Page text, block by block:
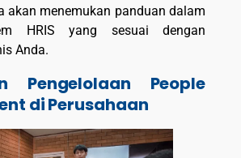
akan menemukan panduan dalam
HRIS yang sesuai dengan
Anda.
Pengelolaan People
di Perusahaan